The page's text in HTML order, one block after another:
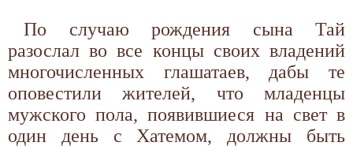
По случаю рождения сына Тай
разослал во все концы своих владений
многочисленных глашатаев, дабы те
оповестили жителей, что младенцы
мужского пола, появившиеся на свет в
один день с Хатемом, должны быть